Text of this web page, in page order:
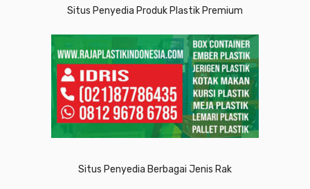
Situs Penyedia Produk Plastik Premium
Situs Penyedia Berbagai Jenis Rak